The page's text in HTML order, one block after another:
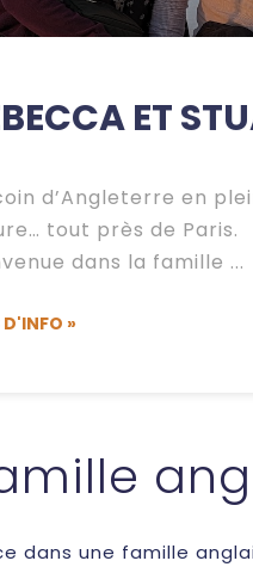
ET
d’Angleterre en
tout près de Paris.
dans la famille
D'INFO »
dans une famille